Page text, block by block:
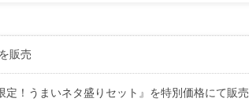
販売
！うまいネタ盛りセット』を特別価格にて販売